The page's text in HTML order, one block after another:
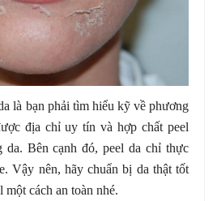
là bạn phải tìm hiểu kỹ về phương
địa chỉ uy tín và hợp chất peel
da. Bên cạnh đó, peel da chỉ thực
Vậy nên, hãy chuẩn bị da thật tốt
một cách an toàn nhé.